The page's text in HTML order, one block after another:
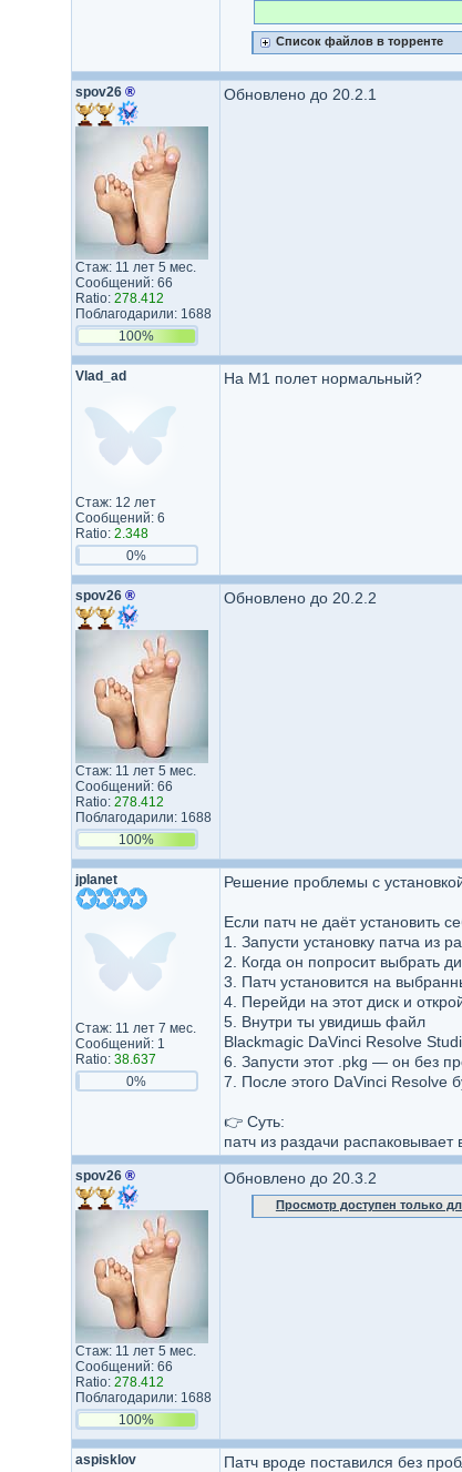
Список файлов в торренте
spov26 ®
Стаж: 11 лет 5 мес.
Сообщений: 66
Ratio: 278.412
Поблагодарили: 1688
100%
Обновлено до 20.2.1
Vlad_ad
Стаж: 12 лет
Сообщений: 6
Ratio: 2.348
0%
На М1 полет нормальный?
spov26 ®
Стаж: 11 лет 5 мес.
Сообщений: 66
Ratio: 278.412
Поблагодарили: 1688
100%
Обновлено до 20.2.2
jplanet
Стаж: 11 лет 7 мес.
Сообщений: 1
Ratio: 38.637
0%
Решение проблемы с
Если патч не даёт установить
1. Запусти установку патча из
2. Когда он попросит выбрать
3. Патч установится на
4. Перейди на этот диск и
5. Внутри ты увидишь файл
Blackmagic DaVinci Resolve
6. Запусти этот .pkg — он без
7. После этого DaVinci Resolve
👉 Суть:
патч из раздачи
spov26 ®
Стаж: 11 лет 5 мес.
Сообщений: 66
Ratio: 278.412
Поблагодарили: 1688
100%
Обновлено до 20.3.2
Просмотр доступен только
aspisklov
Патч вроде поставился без